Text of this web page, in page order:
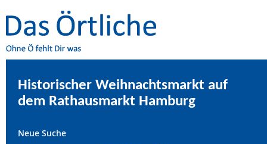
Historischer Weihnachtsmarkt auf
dem Rathausmarkt Hamburg
Neue Suche